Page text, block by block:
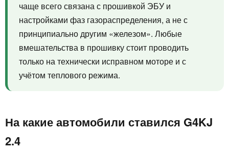
чаще всего связана с прошивкой ЭБУ и
настройками фаз газораспределения, а не с
принципиально другим «железом». Любые
вмешательства в прошивку стоит проводить
только на технически исправном моторе и с
учётом теплового режима.
На какие автомобили ставился G4KJ
2.4